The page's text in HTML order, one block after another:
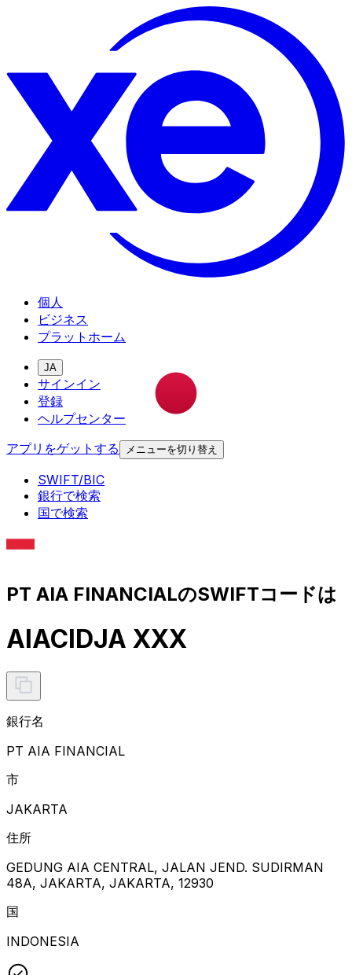
個人
ビジネス
プラットホーム
JA
サインイン
登録
ヘルプセンター
アプリをゲットする
メニューを切り替え
SWIFT/BIC
銀行で検索
国で検索
PT AIA FINANCIALのSWIFTコードは
AIACIDJA XXX
銀行名
PT AIA FINANCIAL
市
JAKARTA
住所
GEDUNG AIA CENTRAL, JALAN JEND. SUDIRMAN
48A, JAKARTA, JAKARTA, 12930
国
INDONESIA